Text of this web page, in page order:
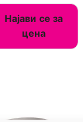
Најави се за
цена